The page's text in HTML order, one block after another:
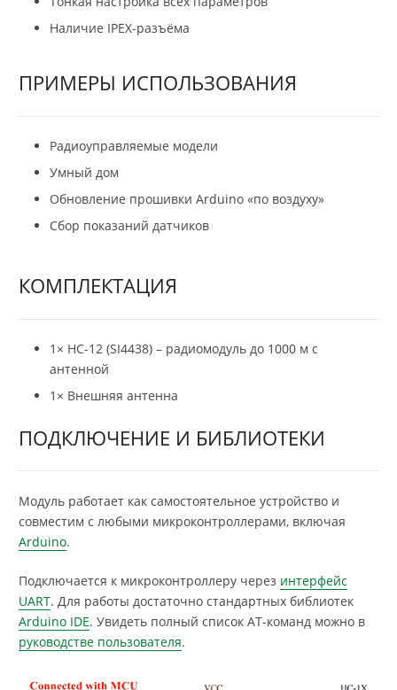
Наличие IPEX-разъёма
ПРИМЕРЫ ИСПОЛЬЗОВАНИЯ
Радиоуправляемые модели
Умный дом
Обновление прошивки Arduino «по воздуху»
Сбор показаний датчиков
КОМПЛЕКТАЦИЯ
1× HC-12 (SI4438) – радиомодуль до 1000 м с
антенной
1× Внешняя антенна
ПОДКЛЮЧЕНИЕ И БИБЛИОТЕКИ
Модуль работает как самостоятельное устройство и
совместим с любыми микроконтроллерами, включая
Arduino.
Подключается к микроконтроллеру через интерфейс
UART. Для работы достаточно стандартных библиотек
Arduino IDE. Увидеть полный список AT-команд можно в
руководстве пользователя.